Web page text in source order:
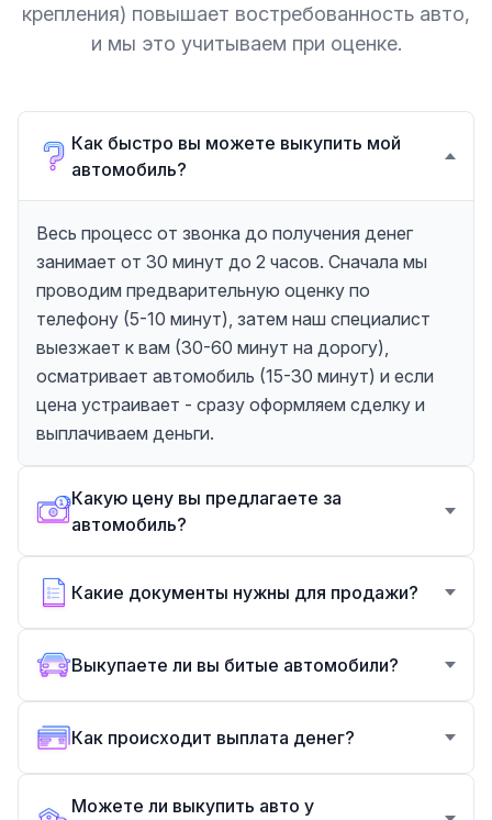
крепления) повышает востребованность авто,
и мы это учитываем при оценке.
Как быстро вы можете выкупить мой
автомобиль?
Весь процесс от звонка до получения денег
занимает от 30 минут до 2 часов. Сначала мы
проводим предварительную оценку по
телефону (5-10 минут), затем наш специалист
выезжает к вам (30-60 минут на дорогу),
осматривает автомобиль (15-30 минут) и если
цена устраивает - сразу оформляем сделку и
выплачиваем деньги.
Какую цену вы предлагаете за
автомобиль?
Какие документы нужны для продажи?
Выкупаете ли вы битые автомобили?
Как происходит выплата денег?
Можете ли выкупить авто у